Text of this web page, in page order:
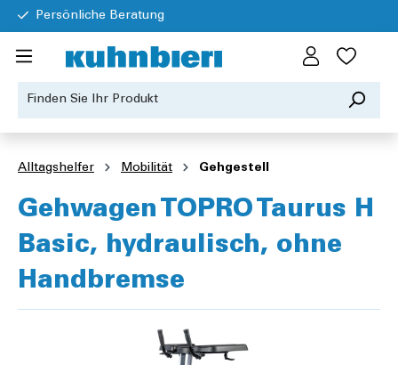
Persönliche Beratung
Alltagshelfer Mobilität Gehgestell
Gehwagen TOPRO Taurus H
Basic, hydraulisch, ohne
Handbremse